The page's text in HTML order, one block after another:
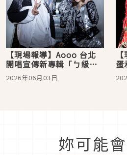
【現場報導】Aooo 台北
開唱宣傳新專輯「ㄅ級
分」，石野忘詞笑喊「快
想起來！」
2026年06月03日
蛋
嗨
蛋
妳可能